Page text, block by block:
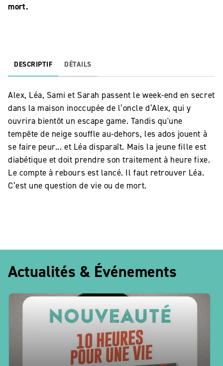
mort.
DESCRIPTIF DÉTAILS
Alex, Léa, Sami et Sarah passent le week-end en secret
dans la maison inoccupée de l’oncle d’Alex, qui y
ouvrira bientôt un escape game. Tandis qu'une
tempête de neige souffle au-dehors, les ados jouent à
se faire peur... et Léa disparaît. Mais la jeune fille est
diabétique et doit prendre son traitement à heure fixe.
Le compte à rebours est lancé. Il faut retrouver Léa.
C’est une question de vie ou de mort.
Actualités & Événements